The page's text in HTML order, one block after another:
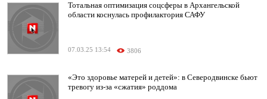
Тотальная оптимизация соцсферы в Архангельской
области коснулась профилактория САФУ
07.03.25 13:54 3806
«Это здоровье матерей и детей»: в Северодвинске бьют
тревогу из-за «сжатия» роддома